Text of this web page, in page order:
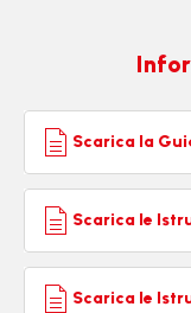
Scarica la
Scarica le
Scarica le